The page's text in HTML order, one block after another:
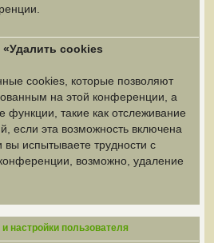
cookies
cookies, которые позволяют
на этой конференции, а
функции, такие как отслеживание
если эта возможность включена
испытываете трудности с
возможно, удаление
настройки пользователя